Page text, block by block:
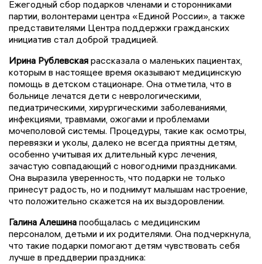
Ежегодный сбор подарков членами и сторонниками
партии, волонтерами центра «Единой России», а также
представителями Центра поддержки гражданских
инициатив стал доброй традицией.
Ирина Рублевская рассказала о маленьких пациентах,
которым в настоящее время оказывают медицинскую
помощь в детском стационаре. Она отметила, что в
больнице лечатся дети с неврологическими,
педиатрическими, хирургическими заболеваниями,
инфекциями, травмами, ожогами и проблемами
мочеполовой системы. Процедуры, такие как осмотры,
перевязки и уколы, далеко не всегда приятны детям,
особенно учитывая их длительный курс лечения,
зачастую совпадающий с новогодними праздниками.
Она выразила уверенность, что подарки не только
принесут радость, но и поднимут малышам настроение,
что положительно скажется на их выздоровлении.
Галина Алешина пообщалась с медицинским
персоналом, детьми и их родителями. Она подчеркнула,
что такие подарки помогают детям чувствовать себя
лучше в преддверии праздника: